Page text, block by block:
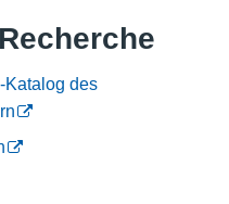
Katalog des